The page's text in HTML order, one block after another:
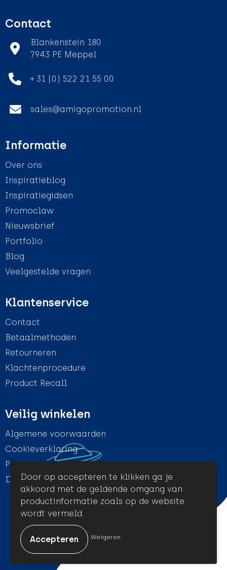
Contact
Blankenstein 180
7943 PE Meppel
+ 31 (0) 522 21 55 00
sales@amigopromotion.nl
Informatie
Over ons
Inspiratieblog
Inspiratiegidsen
Promoclaw
Nieuwsbrief
Portfolio
Blog
Veelgestelde vragen
Klantenservice
Contact
Betaalmethoden
Retourneren
Klachtenprocedure
Product Recall
Veilig winkelen
Algemene voorwaarden
Cookieverklaring
Privacyverklaring
Disclaimer
Door op accepteren te klikken ga je
akkoord met de geldende omgang van
productinformatie zoals op de website
wordt vermeld.
Weigeren